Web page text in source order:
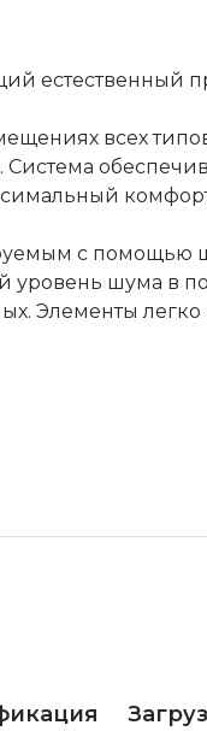
естественный
всех
с помощью
уровень шума в
Элементы легко